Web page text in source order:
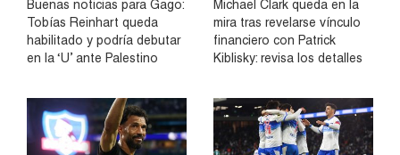
Buenas noticias para Gago:
Tobías Reinhart queda
habilitado y podría debutar
en la ‘U’ ante Palestino
Michael Clark queda en la
mira tras revelarse vínculo
financiero con Patrick
Kiblisky: revisa los detalles